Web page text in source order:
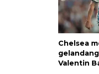
Chelsea
Valentin